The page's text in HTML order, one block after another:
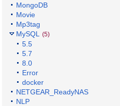
MongoDB
Movie
Mp3tag
MySQL
(5)
5.5
5.7
8.0
Error
docker
NETGEAR_ReadyNAS
NLP